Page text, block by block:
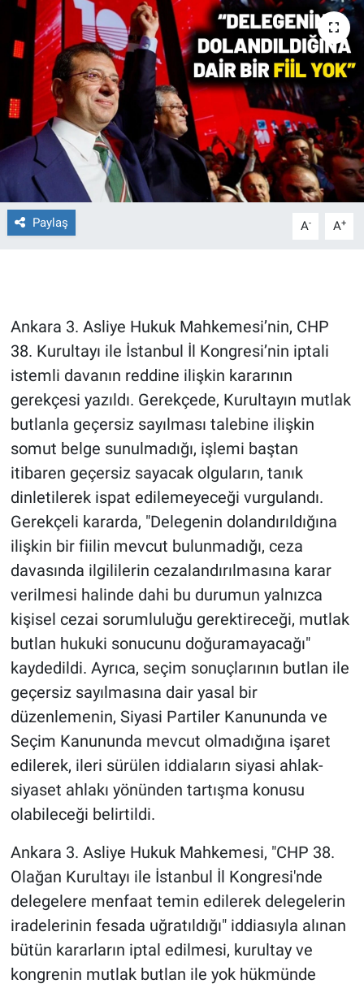
Paylaş A- A+
Ankara 3. Asliye Hukuk Mahkemesi’nin, CHP
38. Kurultayı ile İstanbul İl Kongresi’nin iptali
istemli davanın reddine ilişkin kararının
gerekçesi yazıldı. Gerekçede, Kurultayın mutlak
butlanla geçersiz sayılması talebine ilişkin
somut belge sunulmadığı, işlemi baştan
itibaren geçersiz sayacak olguların, tanık
dinletilerek ispat edilemeyeceği vurgulandı.
Gerekçeli kararda, "Delegenin dolandırıldığına
ilişkin bir fiilin mevcut bulunmadığı, ceza
davasında ilgililerin cezalandırılmasına karar
verilmesi halinde dahi bu durumun yalnızca
kişisel cezai sorumluluğu gerektireceği, mutlak
butlan hukuki sonucunu doğuramayacağı"
kaydedildi. Ayrıca, seçim sonuçlarının butlan ile
geçersiz sayılmasına dair yasal bir
düzenlemenin, Siyasi Partiler Kanununda ve
Seçim Kanununda mevcut olmadığına işaret
edilerek, ileri sürülen iddiaların siyasi ahlak-
siyaset ahlakı yönünden tartışma konusu
olabileceği belirtildi.
Ankara 3. Asliye Hukuk Mahkemesi, "CHP 38.
Olağan Kurultayı ile İstanbul İl Kongresi'nde
delegelere menfaat temin edilerek delegelerin
iradelerinin fesada uğratıldığı" iddiasıyla alınan
bütün kararların iptal edilmesi, kurultay ve
kongrenin mutlak butlan ile yok hükmünde
Ekonomi
Forum
Gerçeğin İzinde
Gün Başlıyor
Gün Bitiyor
Gün Ortası
Haber
İlan
Kimdir
Koronavirüs
Kültür Sanat
Ne demişti
Nedir
Popüler
Programlar
Sağlık
Spor
Teknoloji
Türkiye'nin Geleceği
Türkiye'nin Gündemi
Yerel Gündem
Yerel Yaşam